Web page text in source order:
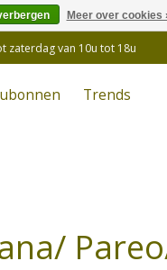
zaterdag van 10u tot 18u
Trends
Meer over cookies